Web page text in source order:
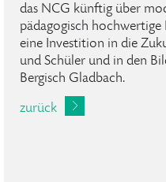
das NCG künftig über
pädagogisch
eine Investition in die
und Schüler und in den
Bergisch Gladbach.
zurück